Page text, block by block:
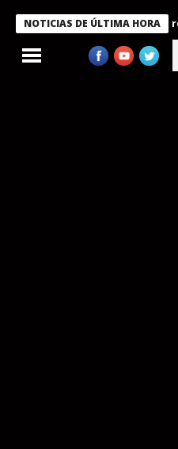
NOTICIAS DE ÚLTIMA HORA
condecora a miembros